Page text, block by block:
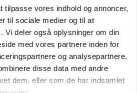
tilpasse vores indhold og annoncer,
til sociale medier og til at
Vi deler også oplysninger om din
med vores partnere inden for
og analysepartnere.
disse data med andre
dem, eller som de har indsamlet
vinterfest i Q1. Samme
med bedre overskud,
juletravlhed.
sætte strategien for året eller
gennem det forrige, er Q1
tidspunkt. Der er ro på,